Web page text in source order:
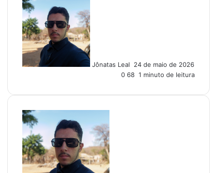
Jônatas Leal
m
e
m
24 de maio de 2026
0 68 1 minuto de leitura